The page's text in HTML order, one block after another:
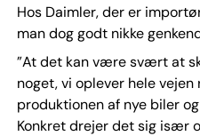
Hos Daimler, der er
man dog godt nikke
”At det kan være svært at
noget, vi oplever hele
produktionen af nye biler
Konkret drejer det sig især